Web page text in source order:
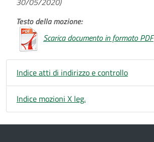
Testo della mozione:
Scarica documento in formato PDF
Indice atti di indirizzo e controllo
Indice mozioni X leg.